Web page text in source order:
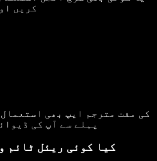
کریں
پہلے سے آپ کی
کیا کوئی ریئل ٹائم